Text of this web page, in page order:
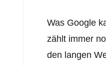
Was Google
zählt immer
den langen